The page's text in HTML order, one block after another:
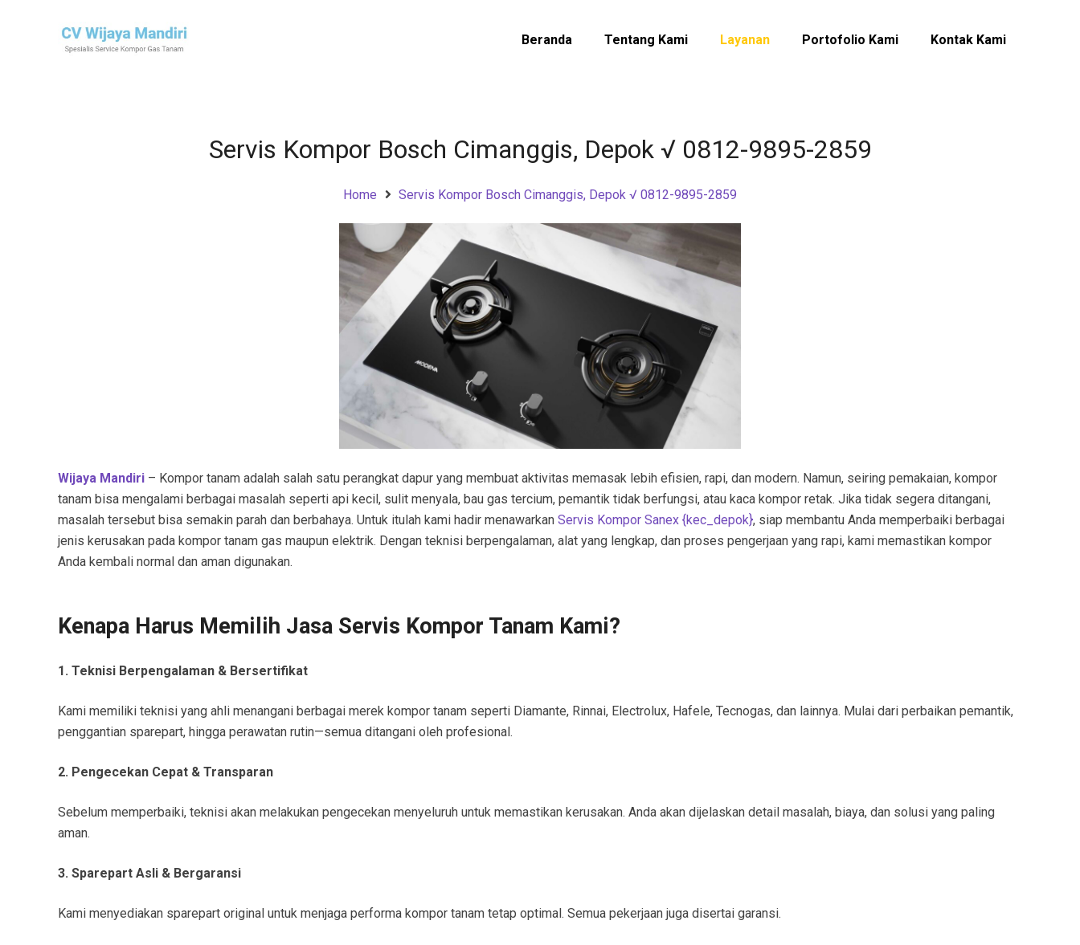
Beranda Tentang Kami Layanan Portofolio Kami Kontak Kami
Servis Kompor Bosch Cimanggis, Depok √ 0812-9895-2859
Home Servis Kompor Bosch Cimanggis, Depok √ 0812-9895-2859
Wijaya Mandiri – Kompor tanam adalah salah satu perangkat dapur yang membuat aktivitas memasak lebih efisien, rapi, dan modern. Namun, seiring pemakaian, kompor
tanam bisa mengalami berbagai masalah seperti api kecil, sulit menyala, bau gas tercium, pemantik tidak berfungsi, atau kaca kompor retak. Jika tidak segera ditangani,
masalah tersebut bisa semakin parah dan berbahaya. Untuk itulah kami hadir menawarkan Servis Kompor Sanex {kec_depok}, siap membantu Anda memperbaiki berbagai
jenis kerusakan pada kompor tanam gas maupun elektrik. Dengan teknisi berpengalaman, alat yang lengkap, dan proses pengerjaan yang rapi, kami memastikan kompor
Anda kembali normal dan aman digunakan.
Kenapa Harus Memilih Jasa Servis Kompor Tanam Kami?
1. Teknisi Berpengalaman & Bersertifikat
Kami memiliki teknisi yang ahli menangani berbagai merek kompor tanam seperti Diamante, Rinnai, Electrolux, Hafele, Tecnogas, dan lainnya. Mulai dari perbaikan pemantik,
penggantian sparepart, hingga perawatan rutin—semua ditangani oleh profesional.
2. Pengecekan Cepat & Transparan
Sebelum memperbaiki, teknisi akan melakukan pengecekan menyeluruh untuk memastikan kerusakan. Anda akan dijelaskan detail masalah, biaya, dan solusi yang paling
aman.
3. Sparepart Asli & Bergaransi
Kami menyediakan sparepart original untuk menjaga performa kompor tanam tetap optimal. Semua pekerjaan juga disertai garansi.